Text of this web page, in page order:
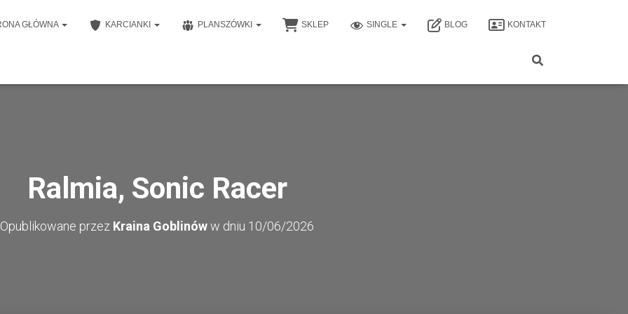
GŁÓWNA KARCIANKI PLANSZÓWKI SKLEP SINGLE BLOG KONTAKT
Ralmia, Sonic Racer
Opublikowane przez Kraina Goblinóww dniu 10/06/2026